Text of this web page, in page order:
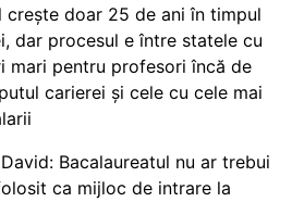
crește doar 25 de ani în timpul
dar procesul e între statele cu
mari pentru profesori încă de
carierei și cele cu cele mai
Bacalaureatul nu ar trebui
ca mijloc de intrare la